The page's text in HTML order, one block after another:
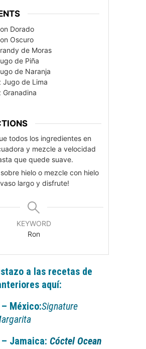
Dorado
Oscuro
de Moras
de Piña
de Naranja
Jugo de Lima
Granadina
todos los ingredientes en
y mezcle a velocidad
que quede suave.
sobre hielo o mezcle con hielo
largo y disfrute!
KEYWORD
Ron
a las recetas de
aquí:
México:Signature
Jamaica: Cóctel Ocean